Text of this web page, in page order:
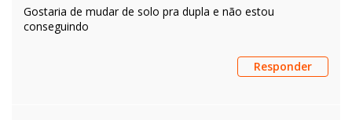
Gostaria de mudar de solo pra dupla e não estou
conseguindo
Responder